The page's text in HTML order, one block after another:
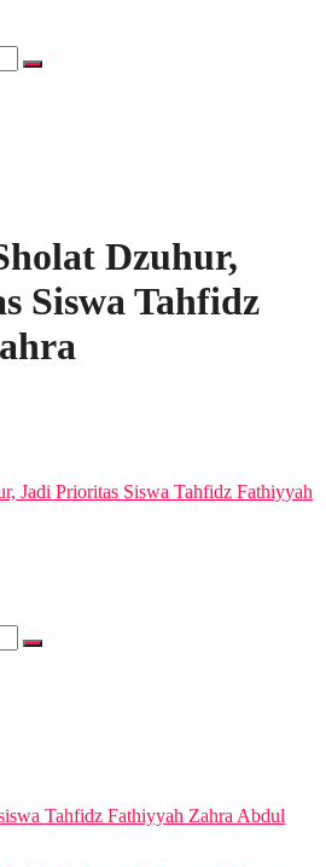
Dzuhur,
Siswa Tahfidz
Tahfidz Fathiyyah Zahra Abdul